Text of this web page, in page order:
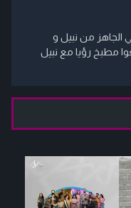
الجاهز من نبيل و
مطبخ رؤيا مع نبيل